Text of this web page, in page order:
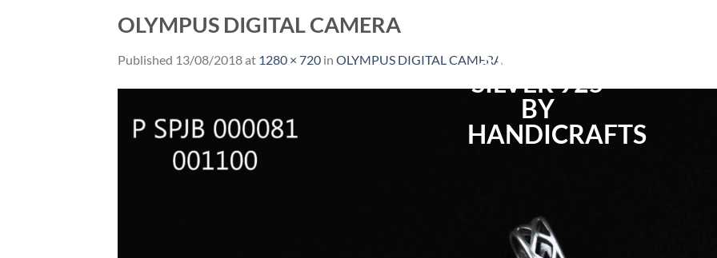
OLYMPUS DIGITAL CAMERA
Published 13/08/2018at 1280 × 720 in OLYMPUS DIGITAL CAMERA